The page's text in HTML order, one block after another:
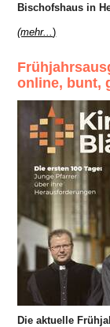
Bischofshaus in
(mehr...)
online, bunt,
Die aktuelle